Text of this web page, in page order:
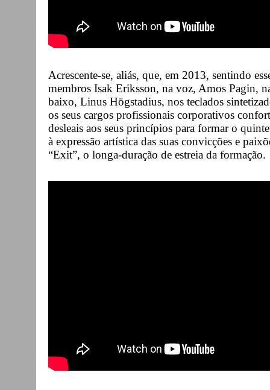
Acrescente-se, aliás, que, em 2013, sentindo
membros Isak Eriksson, na voz, Amos Pagin,
baixo, Linus Högstadius, nos teclados
os seus cargos profissionais corporativos
desleais aos seus princípios para formar o
à expressão artística das suas convicções e
“Exit”, o longa-duração de estreia da formação.